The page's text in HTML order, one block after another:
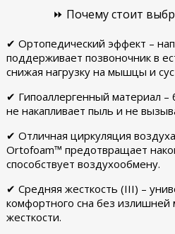
⏩ Почему стоит
✔ Ортопедический эффект –
поддерживает позвоночник в
снижая нагрузку на мышцы и
✔ Гипоаллергенный материал –
не накапливает пыль и не
✔ Отличная циркуляция
Ortofoam™ предотвращает
способствует воздухообмену.
✔ Средняя жесткость (III) –
комфортного сна без излишней
жесткости.